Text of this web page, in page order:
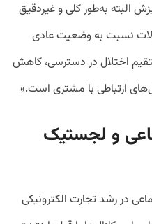
البته به‌طور کلی و غیردقیق
نسبت به وضعیت عادی
اختلال در دسترسی، کاهش
ارتباطی با مشتری است.»
و لجستیک
در رشد تجارت الکترونیکی